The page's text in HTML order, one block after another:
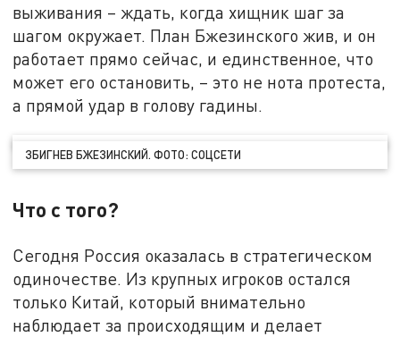
выживания – ждать, когда хищник шаг за
шагом окружает. План Бжезинского жив, и он
работает прямо сейчас, и единственное, что
может его остановить, – это не нота протеста,
а прямой удар в голову гадины.
ЗБИГНЕВ БЖЕЗИНСКИЙ. ФОТО: СОЦСЕТИ
Что с того?
Сегодня Россия оказалась в стратегическом
одиночестве. Из крупных игроков остался
только Китай, который внимательно
наблюдает за происходящим и делает